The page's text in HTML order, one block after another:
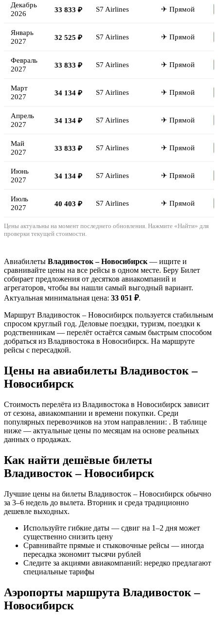
Декабрь
2026
33 833 ₽ S7 Airlines ✈ Прямой
Январь
2027
32 525 ₽ S7 Airlines ✈ Прямой
Февраль
2027
33 833 ₽ S7 Airlines ✈ Прямой
Март
2027
34 134 ₽ S7 Airlines ✈ Прямой
Апрель
2027
34 134 ₽ S7 Airlines ✈ Прямой
Май
2027
33 833 ₽ S7 Airlines ✈ Прямой
Июнь
2027
34 134 ₽ S7 Airlines ✈ Прямой
Июль
2027
40 403 ₽ S7 Airlines ✈ Прямой
Цены актуальны на момент последнего обновления. Нажмите «Найти» для
проверки текущей стоимости.
Авиабилеты Владивосток – Новосибирск— ищите и
сравнивайте цены на все рейсы в одном месте. Беру Билет
собирает предложения от десятков авиакомпаний и
агрегаторов, чтобы вы нашли самый выгодный вариант.
Актуальная минимальная цена: 33 051 ₽.
Маршрут Владивосток – Новосибирск пользуется стабильным
спросом круглый год. Деловые поездки, туризм, поездки к
родственникам — перелёт остаётся самым быстрым способом
добраться из Владивостока в Новосибирск. На маршруте
рейсы с пересадкой.
Цены на авиабилеты Владивосток –
Новосибирск
Стоимость перелёта из Владивостока в Новосибирск зависит
от сезона, авиакомпании и времени покупки. Среди
популярных перевозчиков на этом направлении: . В таблице
ниже — актуальные цены по месяцам на основе реальных
данных о продажах.
Как найти дешёвые билеты
Владивосток – Новосибирск
Лучшие цены на билеты Владивосток – Новосибирск обычно
за 3–6 недель до вылета. Вторник и среда традиционно
дешевле выходных.
Используйте гибкие даты — сдвиг на 1–2 дня может
существенно снизить цену
Сравнивайте прямые и стыковочные рейсы — иногда
пересадка экономит тысячи рублей
Следите за акциями авиакомпаний: нередко предлагают
специальные тарифы
Аэропорты маршрута Владивосток –
Новосибирск